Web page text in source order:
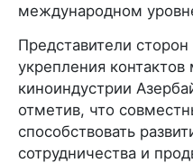
международном
Представители
укрепления
киноиндустрии
отметив, что
способствовать
сотрудничества и